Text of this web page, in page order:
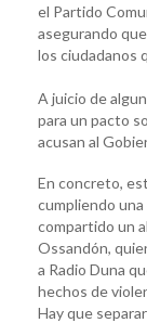
el Partido
asegurando
los ciudadanos
A juicio de
para un pacto
acusan al
En concreto,
cumpliendo
compartido un
Ossandón,
a Radio Duna
hechos de
Hay que